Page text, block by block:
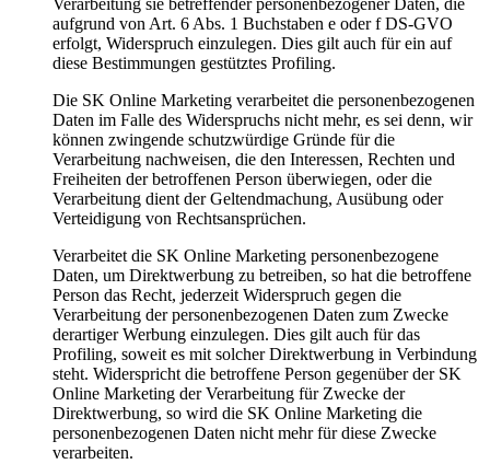
Verarbeitung sie betreffender personenbezogener Daten, die
aufgrund von Art. 6 Abs. 1 Buchstaben e oder f DS-GVO
erfolgt, Widerspruch einzulegen. Dies gilt auch für ein auf
diese Bestimmungen gestütztes Profiling.
Die SK Online Marketing verarbeitet die personenbezogenen
Daten im Falle des Widerspruchs nicht mehr, es sei denn, wir
können zwingende schutzwürdige Gründe für die
Verarbeitung nachweisen, die den Interessen, Rechten und
Freiheiten der betroffenen Person überwiegen, oder die
Verarbeitung dient der Geltendmachung, Ausübung oder
Verteidigung von Rechtsansprüchen.
Verarbeitet die SK Online Marketing personenbezogene
Daten, um Direktwerbung zu betreiben, so hat die betroffene
Person das Recht, jederzeit Widerspruch gegen die
Verarbeitung der personenbezogenen Daten zum Zwecke
derartiger Werbung einzulegen. Dies gilt auch für das
Profiling, soweit es mit solcher Direktwerbung in Verbindung
steht. Widerspricht die betroffene Person gegenüber der SK
Online Marketing der Verarbeitung für Zwecke der
Direktwerbung, so wird die SK Online Marketing die
personenbezogenen Daten nicht mehr für diese Zwecke
verarbeiten.